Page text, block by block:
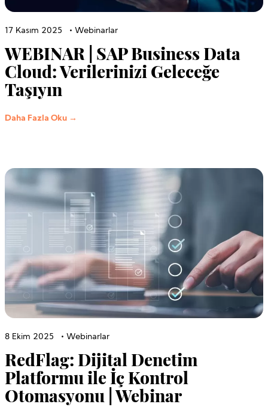
17 Kasım 2025 • Webinarlar
WEBINAR | SAP Business Data
Cloud: Verilerinizi Geleceğe
Taşıyın
Daha Fazla Oku →
8 Ekim 2025 • Webinarlar
RedFlag: Dijital Denetim
Platformu ile İç Kontrol
Otomasyonu | Webinar